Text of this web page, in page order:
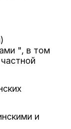
", в том
и